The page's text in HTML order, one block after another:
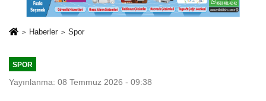
Haberler Spor
SPOR
Yayınlanma: 08 Temmuz 2026 - 09:38